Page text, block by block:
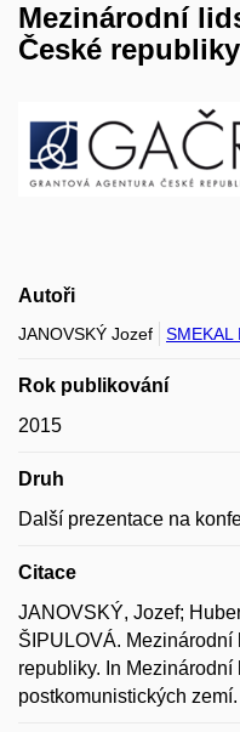
Mezinárodní
České republiky
Autoři
JANOVSKÝ Jozef SMEKAL
Rok publikování
2015
Druh
Další prezentace na
Citace
JANOVSKÝ, Jozef;
ŠIPULOVÁ.
republiky. In
postkomunistických